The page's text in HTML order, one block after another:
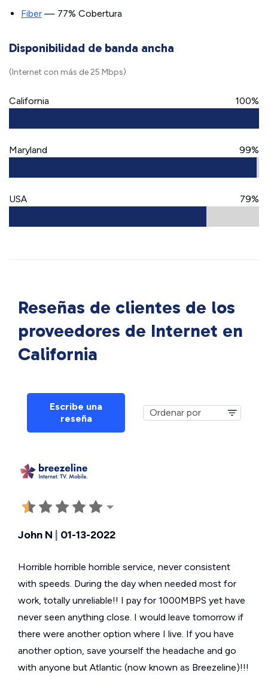
Fiber — 77% Cobertura
Disponibilidad de banda ancha
(Internet con más de 25 Mbps)
California 100%
Maryland 99%
USA 79%
Reseñas de clientes de los
proveedores de Internet en
California
Escribe una
reseña
John N 01-13-2022
Horrible horrible horrible service, never consistent
with speeds. During the day when needed most for
work, totally unreliable!! I pay for 1000MBPS yet have
never seen anything close. I would leave tomorrow if
there were another option where I live. If you have
another option, save yourself the headache and go
with anyone but Atlantic (now known as Breezeline)!!!